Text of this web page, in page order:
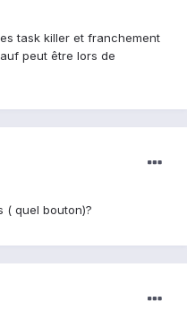
task killer et franchement
peut être lors de
( quel bouton)?